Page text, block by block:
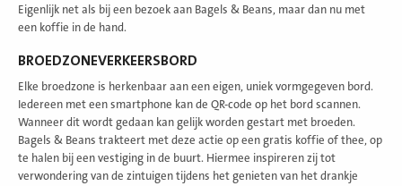
Eigenlijk net als bij een bezoek aan Bagels & Beans, maar dan nu met
een koffie in de hand.
BROEDZONEVERKEERSBORD
Elke broedzone is herkenbaar aan een eigen, uniek vormgegeven bord.
Iedereen met een smartphone kan de QR-code op het bord scannen.
Wanneer dit wordt gedaan kan gelijk worden gestart met broeden.
Bagels & Beans trakteert met deze actie op een gratis koffie of thee, op
te halen bij een vestiging in de buurt. Hiermee inspireren zij tot
verwondering van de zintuigen tijdens het genieten van het drankje